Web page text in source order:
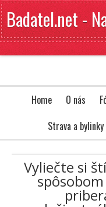
Badatel.net -
Home O nás
Strava a bylinky
Vyliečte si